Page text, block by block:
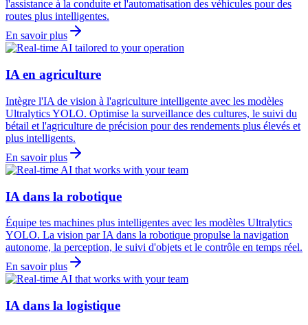
l'assistance à la conduite et l'automatisation des véhicules pour des
routes plus intelligentes.
En savoir plus
IA en agriculture
Intègre l'IA de vision à l'agriculture intelligente avec les modèles
Ultralytics YOLO. Optimise la surveillance des cultures, le suivi du
bétail et l'agriculture de précision pour des rendements plus élevés et
plus intelligents.
En savoir plus
IA dans la robotique
Équipe tes machines plus intelligentes avec les modèles Ultralytics
YOLO. La vision par IA dans la robotique propulse la navigation
autonome, la perception, le suivi d'objets et le contrôle en temps réel.
En savoir plus
IA dans la logistique